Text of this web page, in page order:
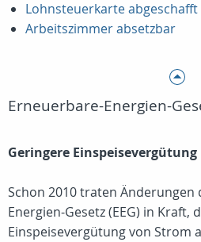
Lohnsteuerkarte abgeschafft
Arbeitszimmer absetzbar
Erneuerbare-Energien-
Geringere Einspeisevergütung
Schon 2010 traten Änderungen
Energien-Gesetz (EEG) in Kraft,
Einspeisevergütung von Strom